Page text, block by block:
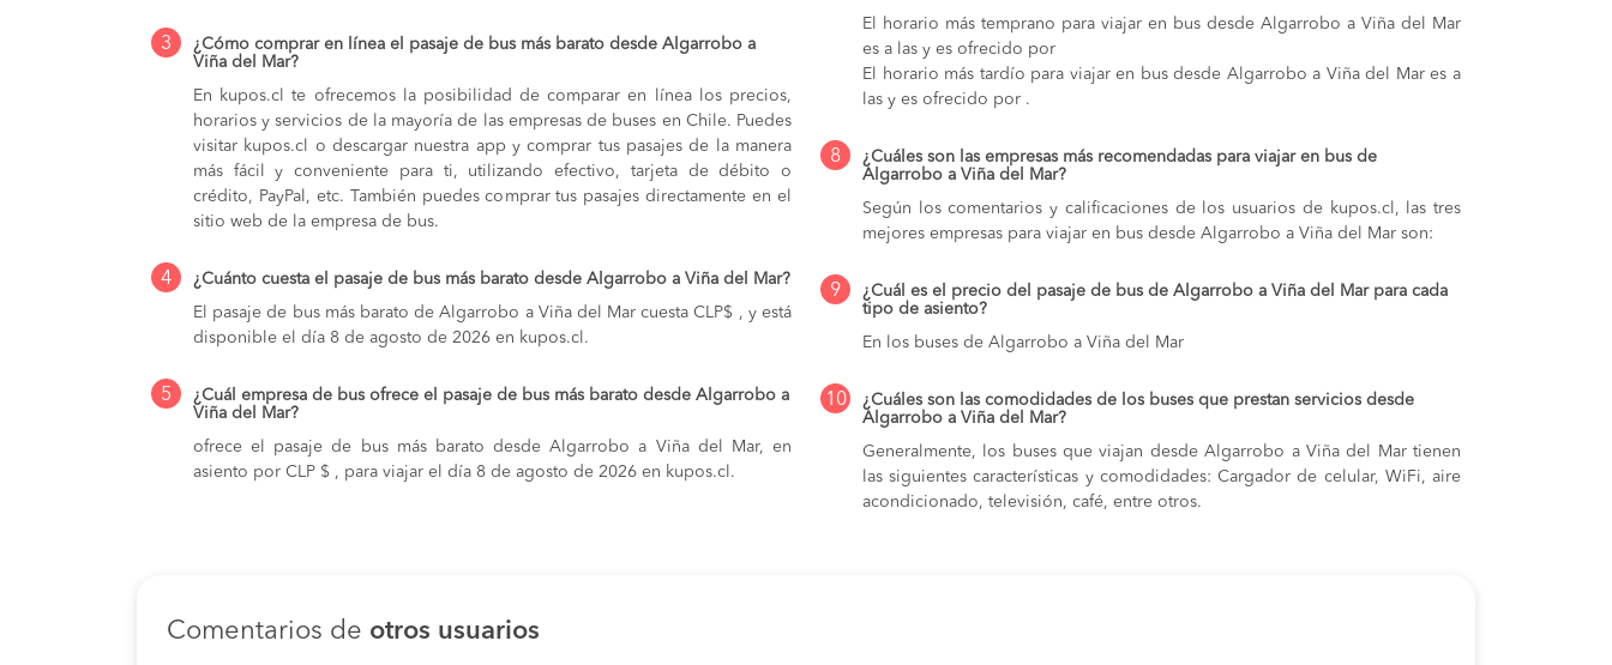
3
¿Cómo comprar en línea el pasaje de bus más barato desde Algarrobo a
Viña del Mar?
En kupos.cl te ofrecemos la posibilidad de comparar en línea los precios,
horarios y servicios de la mayoría de las empresas de buses en Chile. Puedes
visitar kupos.cl o descargar nuestra app y comprar tus pasajes de la manera
más fácil y conveniente para ti, utilizando efectivo, tarjeta de débito o
crédito, PayPal, etc. También puedes comprar tus pasajes directamente en el
sitio web de la empresa de bus.
4
¿Cuánto cuesta el pasaje de bus más barato desde Algarrobo a Viña del Mar?
El pasaje de bus más barato de Algarrobo a Viña del Mar cuesta CLP$ , y está
disponible el día 8 de agosto de 2026 en kupos.cl.
5
¿Cuál empresa de bus ofrece el pasaje de bus más barato desde Algarrobo a
Viña del Mar?
ofrece el pasaje de bus más barato desde Algarrobo a Viña del Mar, en
asiento por CLP $ , para viajar el día 8 de agosto de 2026 en kupos.cl.
El horario más temprano para viajar en bus desde Algarrobo a Viña del Mar
es a las y es ofrecido por
El horario más tardío para viajar en bus desde Algarrobo a Viña del Mar es a
las y es ofrecido por .
8
¿Cuáles son las empresas más recomendadas para viajar en bus de
Algarrobo a Viña del Mar?
Según los comentarios y calificaciones de los usuarios de kupos.cl, las tres
mejores empresas para viajar en bus desde Algarrobo a Viña del Mar son:
9
¿Cuál es el precio del pasaje de bus de Algarrobo a Viña del Mar para cada
tipo de asiento?
En los buses de Algarrobo a Viña del Mar
10
¿Cuáles son las comodidades de los buses que prestan servicios desde
Algarrobo a Viña del Mar?
Generalmente, los buses que viajan desde Algarrobo a Viña del Mar tienen
las siguientes características y comodidades: Cargador de celular, WiFi, aire
acondicionado, televisión, café, entre otros.
Comentarios de otros usuarios